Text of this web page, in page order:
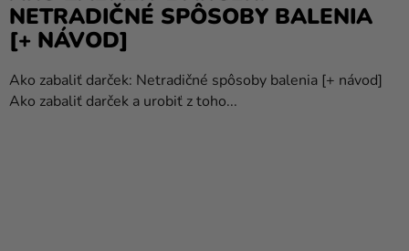
NETRADIČNÉ SPÔSOBY BALENIA
[+ NÁVOD]
Ako zabaliť darček: Netradičné spôsoby balenia [+ návod]
Ako zabaliť darček a urobiť z toho...